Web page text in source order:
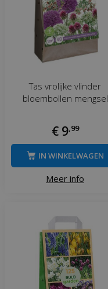
Tas vrolijke vlinder
bloembollen mengsel
€ 9, 99
Meer info
IN WINKELWAGEN